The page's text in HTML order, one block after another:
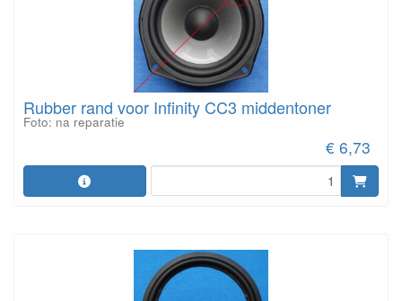
Rubber rand voor Infinity CC3 middentoner
Foto: na reparatie
€ 6,73